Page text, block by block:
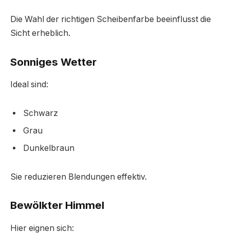
Die Wahl der richtigen Scheibenfarbe beeinflusst die
Sicht erheblich.
Sonniges Wetter
Ideal sind:
Schwarz
Grau
Dunkelbraun
Sie reduzieren Blendungen effektiv.
Bewölkter Himmel
Hier eignen sich: